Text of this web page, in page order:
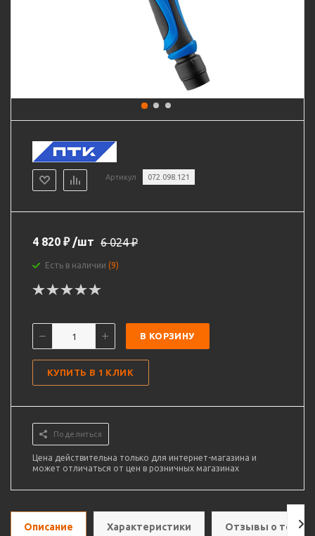
Артикул 072.098.121
4 820 ₽ /шт 6 024₽
Есть в наличии (9)
В КОРЗИНУ
КУПИТЬ В 1 КЛИК
Поделиться
Цена действительна только для интернет-магазина и
может отличаться от цен в розничных магазинах
Описание Характеристики Отзывы о